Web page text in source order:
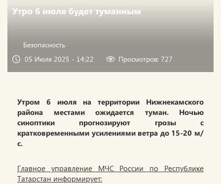
Утро 6 июля будет туманным
Безопасность
05 Июля 2025 - 14:22
Просмотров: 727
Утром 6 июля на территории Нижнекамского
района местами ожидается туман. Ночью
синоптики прогнозируют грозы с
кратковременными усилениями ветра до 15-20 м/
с.
Главное управление МЧС России по Республике
Татарстан информирует: